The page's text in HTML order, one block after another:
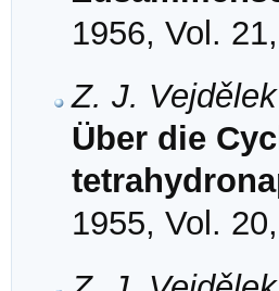
1956, Vol.
Z. J.
Über die
1955, Vol.